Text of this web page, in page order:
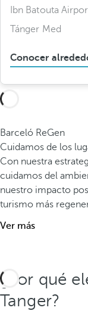
Ibn Batouta
Tánger Med
Conocer
Barceló ReGen
Cuidamos de los
Con nuestra
cuidamos del
nuestro impacto
turismo más
Ver más
¿Por qué
Tanger?